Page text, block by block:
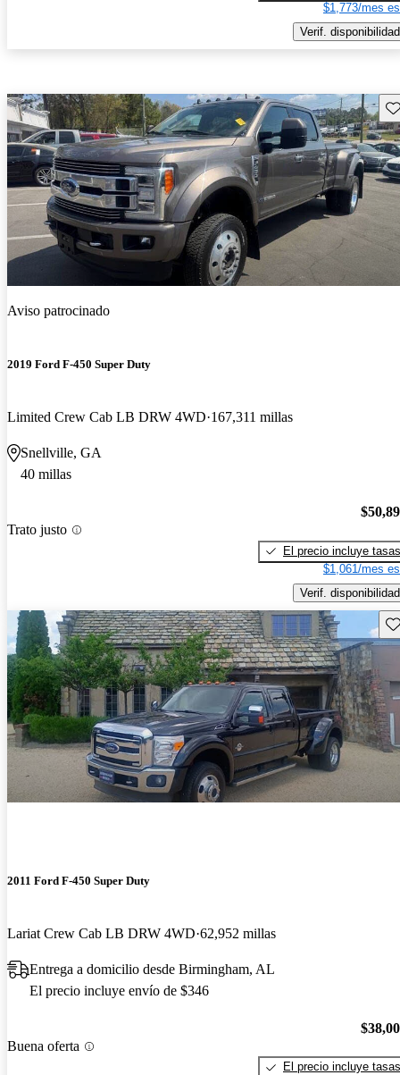
$1,773/mes
Verif. disponibilidad
Aviso patrocinado
2019 Ford F-450 Super Duty
Limited Crew Cab LB DRW 4WD 167,311 millas
Snellville, GA
40 millas
Trato justo
El precio incluye tasas
$1,061/mes
Verif. disponibilidad
2011 Ford F-450 Super Duty
Lariat Crew Cab LB DRW 4WD 62,952 millas
Entrega a domicilio desde Birmingham, AL
El precio incluye envío de $346
Buena oferta
El precio incluye tasas